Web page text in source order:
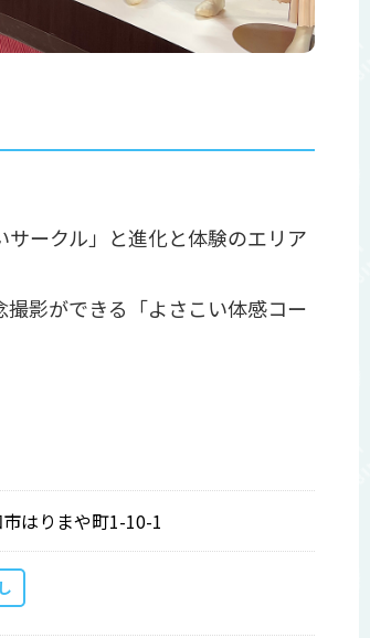
ークル」と進化と体験のエリア
影ができる「よさこい体感コー
はりまや町1-10-1